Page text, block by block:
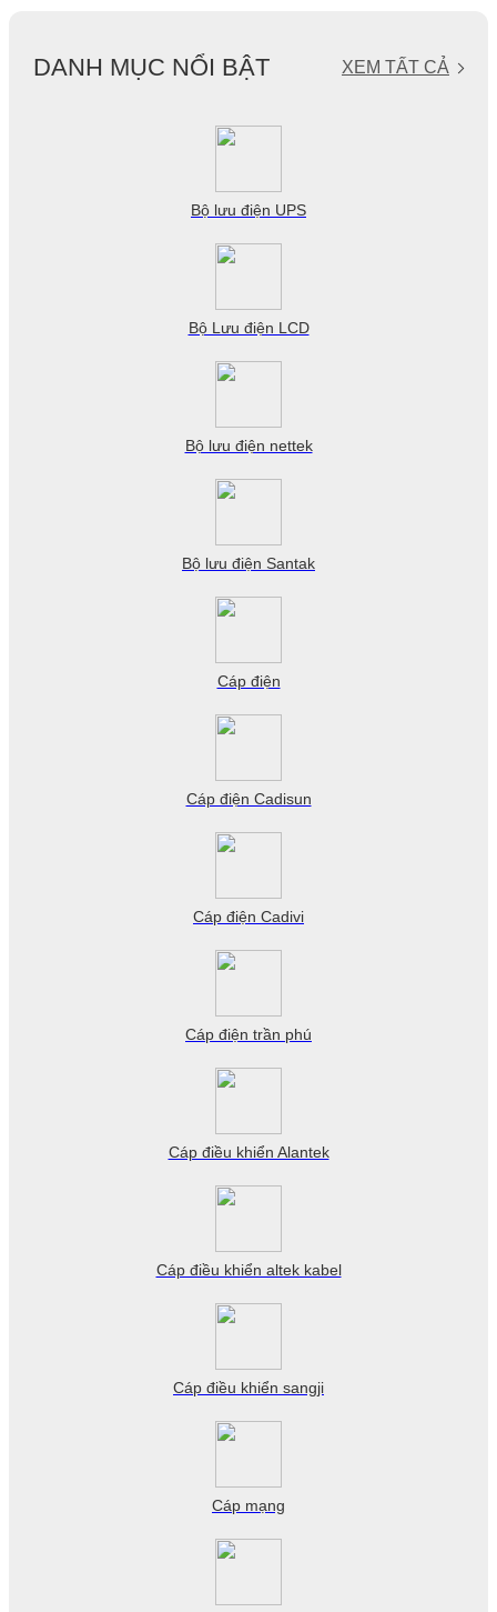
DANH MỤC NỔI BẬT XEM TẤT CẢ
Bộ lưu điện UPS
Bộ Lưu điện LCD
Bộ lưu điện nettek
Bộ lưu điện Santak
Cáp điện
Cáp điện Cadisun
Cáp điện Cadivi
Cáp điện trần phú
Cáp điều khiển Alantek
Cáp điều khiển altek kabel
Cáp điều khiển sangji
Cáp mạng